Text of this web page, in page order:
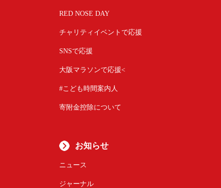
RED NOSE DAY
チャリティイベントで応援
SNSで応援
大阪マラソンで応援<
#こども時間案内人
寄附金控除について
お知らせ
ニュース
ジャーナル